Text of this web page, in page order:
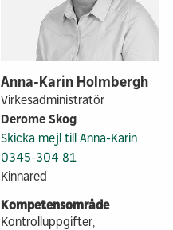
Anna-Karin Holmbergh
Virkesadministratör
Derome Skog
Skicka mejl till Anna-Karin
0345-304 81
Kinnared
Kompetensområde
Kontrolluppgifter,